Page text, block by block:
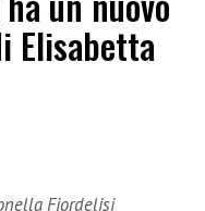
Elisabetta
Fiordelisi